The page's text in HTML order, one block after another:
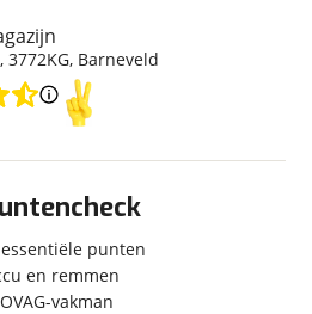
Heren
28 inch
Nieuw
Naaf
7
, 3772KG, Barneveld
punten
en remmen
vakman